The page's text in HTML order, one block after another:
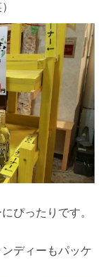
ぴったりです。
ディーもパッケ